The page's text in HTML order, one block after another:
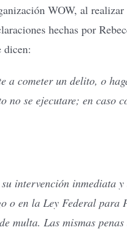
WOW, al
hechas por
dicen:
a cometer un delito, o
no se ejecutare; en
intervención inmediata
en la Ley Federal para
multa. Las mismas